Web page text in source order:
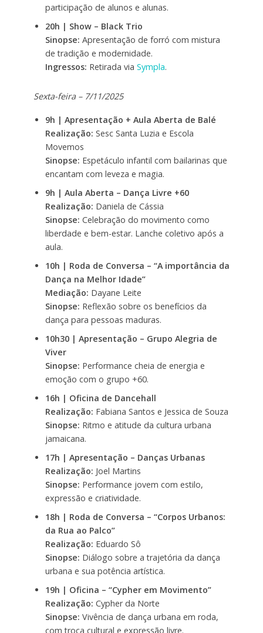
participação de alunos e alunas.
20h | Show – Black Trio
Sinopse: Apresentação de forró com mistura
de tradição e modernidade.
Ingressos: Retirada via Sympla.
Sexta-feira – 7/11/2025
9h | Apresentação + Aula Aberta de Balé
Realização: Sesc Santa Luzia e Escola
Movemos
Sinopse: Espetáculo infantil com bailarinas que
encantam com leveza e magia.
9h | Aula Aberta – Dança Livre +60
Realização: Daniela de Cássia
Sinopse: Celebração do movimento como
liberdade e bem-estar. Lanche coletivo após a
aula.
10h | Roda de Conversa – “A importância da
Dança na Melhor Idade”
Mediação: Dayane Leite
Sinopse: Reflexão sobre os benefícios da
dança para pessoas maduras.
10h30 | Apresentação – Grupo Alegria de
Viver
Sinopse: Performance cheia de energia e
emoção com o grupo +60.
16h | Oficina de Dancehall
Realização: Fabiana Santos e Jessica de Souza
Sinopse: Ritmo e atitude da cultura urbana
jamaicana.
17h | Apresentação – Danças Urbanas
Realização: Joel Martins
Sinopse: Performance jovem com estilo,
expressão e criatividade.
18h | Roda de Conversa – “Corpos Urbanos:
da Rua ao Palco”
Realização: Eduardo Sô
Sinopse: Diálogo sobre a trajetória da dança
urbana e sua potência artística.
19h | Oficina – “Cypher em Movimento”
Realização: Cypher da Norte
Sinopse: Vivência de dança urbana em roda,
com troca cultural e expressão livre.